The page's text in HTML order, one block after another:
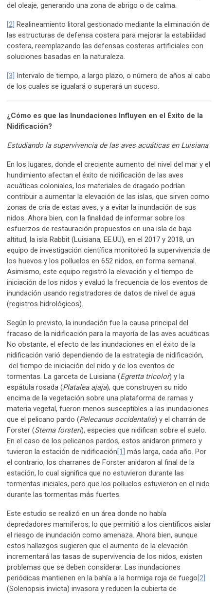
del oleaje, generando una zona de abrigo o de calma.
[2] Realineamiento litoral gestionado mediante la eliminación de
las estructuras de defensa costera para mejorar la estabilidad
costera, reemplazando las defensas costeras artificiales con
soluciones basadas en la naturaleza.
[3]
Intervalo de tiempo, a largo plazo, o número de años al cabo
de los cuales se igualará o superará un suceso.
¿Cómo es que las Inundaciones Influyen en el Éxito de la
Nidificación?
Estudiando la supervivencia de las aves acuáticas en Luisiana
En los lugares, donde el creciente aumento del nivel del mar y el
hundimiento afectan el éxito de nidificación de las aves
acuáticas coloniales, los materiales de dragado podrían
contribuir a aumentar la elevación de las islas, que sirven como
zonas de cría de estas aves, y a evitar la inundación de sus
nidos. Ahora bien, con la finalidad de informar sobre los
esfuerzos de restauración propuestos en una isla de baja
altitud, la isla Rabbit (Luisiana, EE.UU), en el 2017 y 2018, un
equipo de investigación científica monitoreó la supervivencia de
los huevos y los polluelos en 652 nidos, en forma semanal.
Asimismo, este equipo registró la elevación y el tiempo de
iniciación de los nidos y evaluó la frecuencia de los eventos de
inundación usando registradores de datos de nivel de agua
(registros hidrológicos).
Según lo previsto, la inundación fue la causa principal del
fracaso de la nidificación para la mayoría de las aves acuáticas.
No obstante, el efecto de las inundaciones en el éxito de la
nidificación varió dependiendo de la estrategia de nidificación,
del tiempo de iniciación del nido y de los eventos de
tormentas. La garceta de Luisiana (Egretta tricolor) y la
espátula rosada (Platalea ajaja), que construyen su nido
encima de la vegetación sobre una plataforma de ramas y
materia vegetal, fueron menos susceptibles a las inundaciones
que el pelicano pardo (Pelecanus occidentalis) y el charrán de
Forster (Sterna forsteri), especies que nidifican sobre el suelo.
En el caso de los pelicanos pardos, estos anidaron primero y
tuvieron la estación de nidificación [1]
más larga, cada año. Por
el contrario, los charranes de Forster anidaron al final de la
estación, lo cual significa que no estuvieron durante las
tormentas iniciales, pero que los polluelos estuvieron en el nido
durante las tormentas más fuertes.
Este estudio se realizó en un área donde no había
depredadores mamíferos, lo que permitió a los científicos aislar
el riesgo de inundación como amenaza. Ahora bien, aunque
estos hallazgos sugieren que el aumento de la elevación
incrementará las tasas de supervivencia de los nidos, existen
problemas que se deben considerar. Las inundaciones
periódicas mantienen en la bahía a la hormiga roja de fuego [2]
(Solenopsis invicta) invasora y reducen la cubierta de